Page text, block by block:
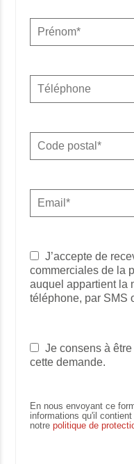
J’accepte de
commerciales de la
auquel appartient la
téléphone, par SMS
Je consens à
cette demande.
En nous envoyant ce
informations qu'il
notrepolitique de